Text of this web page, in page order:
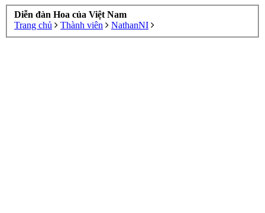
Diễn đàn Hoa của Việt Nam
Trang chủ
Thành viên NathanNI